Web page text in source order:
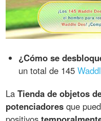
¿Cómo se
un total de 145
LaTienda de objetos
potenciadores que